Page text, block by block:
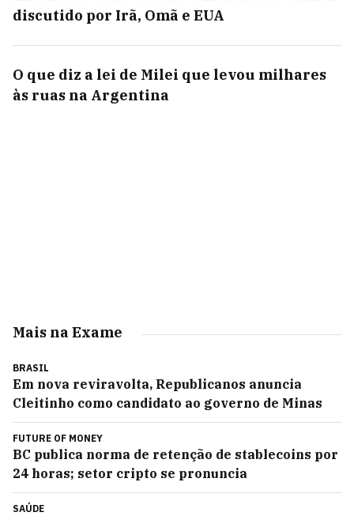
discutido por Irã, Omã e EUA
O que diz a lei de Milei que levou milhares
às ruas na Argentina
Mais na Exame
BRASIL
Em nova reviravolta, Republicanos anuncia
Cleitinho como candidato ao governo de Minas
FUTURE OF MONEY
BC publica norma de retenção de stablecoins por
24 horas; setor cripto se pronuncia
SAÚDE